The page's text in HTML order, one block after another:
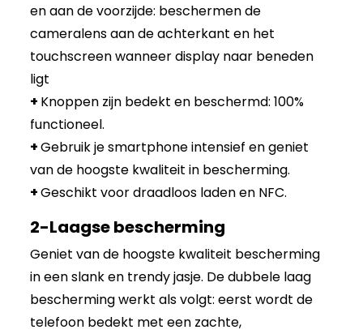
en aan de voorzijde: beschermen de
cameralens aan de achterkant en het
touchscreen wanneer display naar beneden
ligt
+ Knoppen zijn bedekt en beschermd: 100%
functioneel.
+Gebruik je smartphone intensief en geniet
van de hoogste kwaliteit in bescherming.
+Geschikt voor draadloos laden en NFC.
2-Laagse bescherming
Geniet van de hoogste kwaliteit bescherming
in een slank en trendy jasje. De dubbele laag
bescherming werkt als volgt: eerst wordt de
telefoon bedekt met een zachte,